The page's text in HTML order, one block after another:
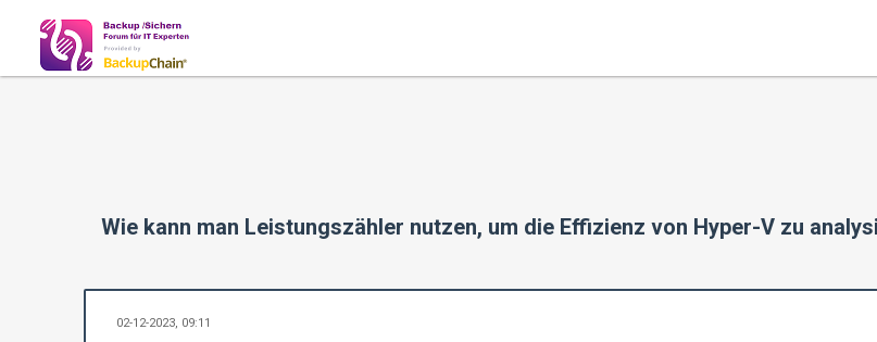
Wie kann man Leistungszähler nutzen, um die Effizienz von Hyper-V zu
02-12-2023, 09:11